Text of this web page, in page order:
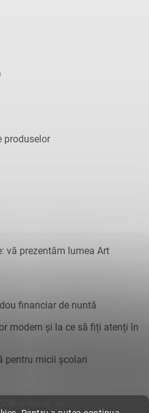
produselor
vă prezentăm lumea Art
financiar de nuntă
modern și la ce să fiți atenți în
pentru micii școlari